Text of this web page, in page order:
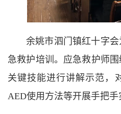
余姚市泗门镇红十字
急救护培训。应急救护师
关键技能进行讲解示范，
AED使用方法等开展手把手